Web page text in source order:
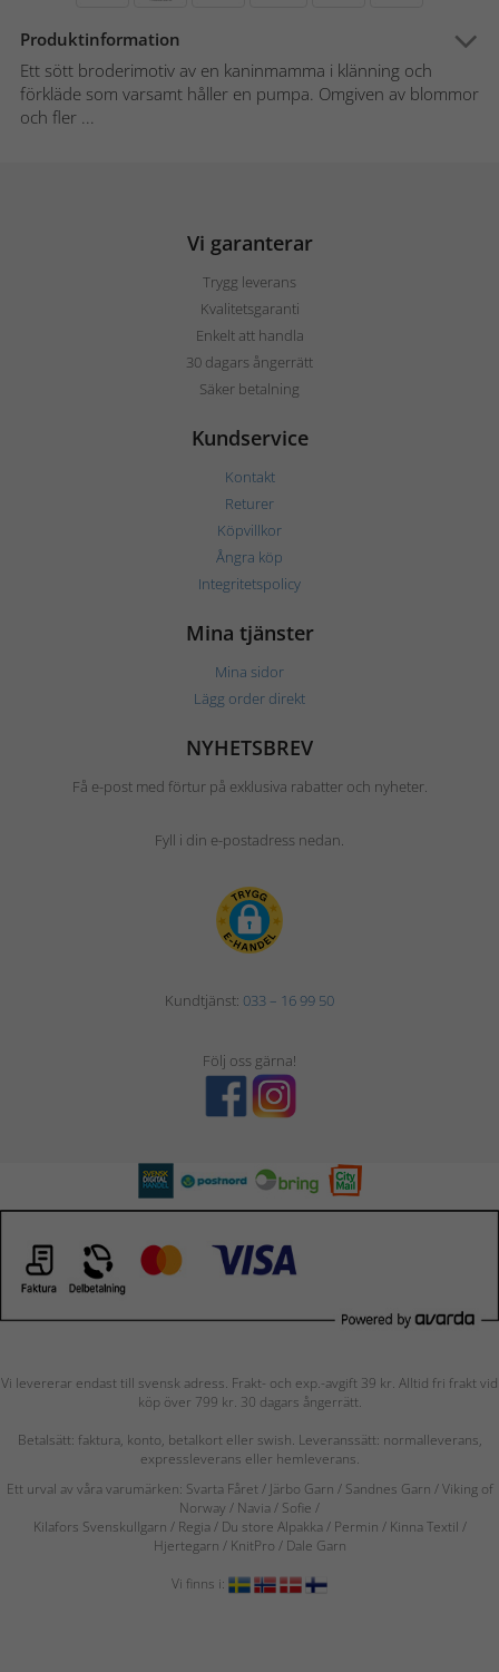
Produktinformation
Ett sött broderimotiv av en kaninmamma i klänning och
förkläde som varsamt håller en pumpa. Omgiven av blommor
och fler ...
Vi garanterar
Trygg leverans
Kvalitetsgaranti
Enkelt att handla
30 dagars ångerrätt
Säker betalning
Kundservice
Kontakt
Returer
Köpvillkor
Ångra köp
Integritetspolicy
Mina tjänster
Mina sidor
Lägg order direkt
NYHETSBREV
Få e-post med förtur på exklusiva rabatter och nyheter.
Fyll i din e-postadress nedan.
Kundtjänst: 033 – 16 99 50
Följ oss gärna!
Vi levererar endast till svensk adress. Frakt- och exp.-avgift 39 kr. Alltid fri frakt vid
köp över 799 kr. 30 dagars ångerrätt.
Betalsätt: faktura, konto, betalkort eller swish. Leveranssätt: normalleverans,
expressleverans eller hemleverans.
Ett urval av våra varumärken: Svarta Fåret / Järbo Garn / Sandnes Garn / Viking of
Norway / Navia/ Sofie /
Kilafors Svenskullgarn / Regia / Du store Alpakka / Permin / Kinna Textil /
Hjertegarn / KnitPro / Dale Garn
Vi finns i: